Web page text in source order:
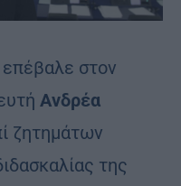
στον
Ανδρέα
ζητημάτων
της